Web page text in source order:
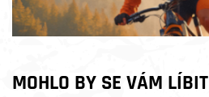
MOHLO BY SE VÁM LÍBIT